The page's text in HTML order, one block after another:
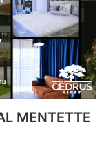
MENTETTE